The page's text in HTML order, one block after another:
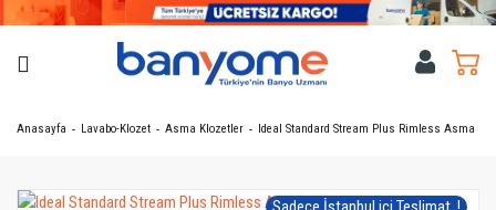
Anasayfa Lavabo-Klozet Asma Klozetler Ideal Standard Stream Plus Rimless Asma